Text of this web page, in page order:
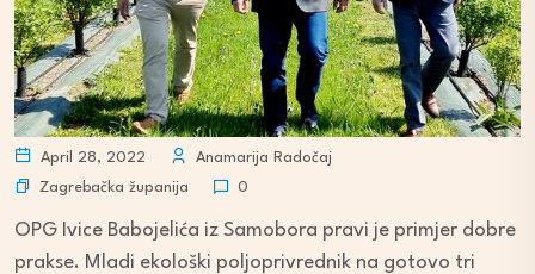
April 28, 2022
Anamarija Radočaj
Zagrebačka županija
0
OPG Ivice Babojelića iz Samobora pravi je primjer dobre
prakse. Mladi ekološki poljoprivrednik na gotovo tri